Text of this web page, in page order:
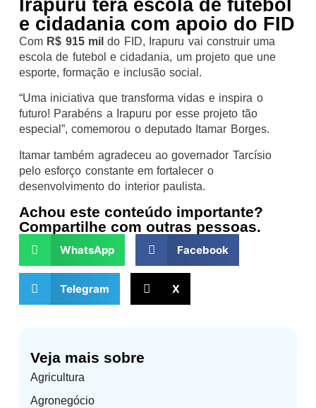
Veja mais sobre
Agricultura
Agronegócio
Irapuru terá escola de futebol
e cidadania com apoio do FID
Com R$ 915 mil do FID, Irapuru vai construir uma
escola de futebol e cidadania, um projeto que une
esporte, formação e inclusão social.
“Uma iniciativa que transforma vidas e inspira o
futuro! Parabéns a Irapuru por esse projeto tão
especial”, comemorou o deputado Itamar Borges.
Itamar também agradeceu ao governador Tarcísio
pelo esforço constante em fortalecer o
desenvolvimento do interior paulista.
Achou este conteúdo importante?
Compartilhe com outras pessoas.
WhatsApp Facebook
Telegram X